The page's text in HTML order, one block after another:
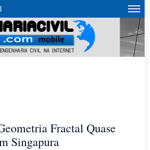
Fractal Quase
Singapura